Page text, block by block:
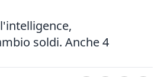
soldi. Anche 4